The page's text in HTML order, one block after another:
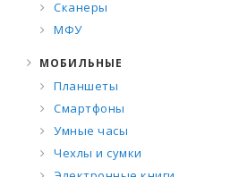
Сканеры
МФУ
МОБИЛЬНЫЕ
Планшеты
Смартфоны
Умные часы
Чехлы и сумки